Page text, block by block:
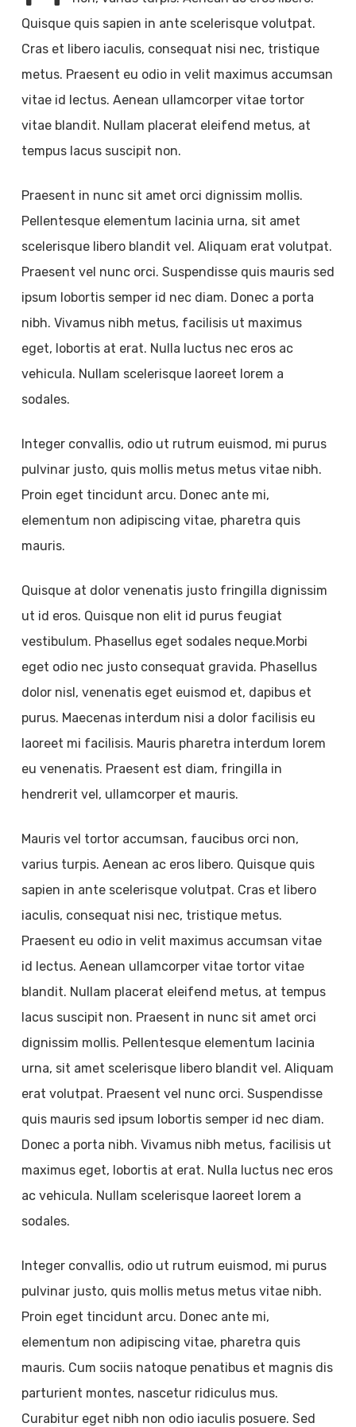
Quisque quis sapien in ante scelerisque volutpat.
Cras et libero iaculis, consequat nisi nec, tristique
metus. Praesent eu odio in velit maximus accumsan
vitae id lectus. Aenean ullamcorper vitae tortor
vitae blandit. Nullam placerat eleifend metus, at
tempus lacus suscipit non.
Praesent in nunc sit amet orci dignissim mollis.
Pellentesque elementum lacinia urna, sit amet
scelerisque libero blandit vel. Aliquam erat volutpat.
Praesent vel nunc orci. Suspendisse quis mauris sed
ipsum lobortis semper id nec diam. Donec a porta
nibh. Vivamus nibh metus, facilisis ut maximus
eget, lobortis at erat. Nulla luctus nec eros ac
vehicula. Nullam scelerisque laoreet lorem a
sodales.
Integer convallis, odio ut rutrum euismod, mi purus
pulvinar justo, quis mollis metus metus vitae nibh.
Proin eget tincidunt arcu. Donec ante mi,
elementum non adipiscing vitae, pharetra quis
mauris.
Quisque at dolor venenatis justo fringilla dignissim
ut id eros. Quisque non elit id purus feugiat
vestibulum. Phasellus eget sodales neque.Morbi
eget odio nec justo consequat gravida. Phasellus
dolor nisl, venenatis eget euismod et, dapibus et
purus. Maecenas interdum nisi a dolor facilisis eu
laoreet mi facilisis. Mauris pharetra interdum lorem
eu venenatis. Praesent est diam, fringilla in
hendrerit vel, ullamcorper et mauris.
Mauris vel tortor accumsan, faucibus orci non,
varius turpis. Aenean ac eros libero. Quisque quis
sapien in ante scelerisque volutpat. Cras et libero
iaculis, consequat nisi nec, tristique metus.
Praesent eu odio in velit maximus accumsan vitae
id lectus. Aenean ullamcorper vitae tortor vitae
blandit. Nullam placerat eleifend metus, at tempus
lacus suscipit non. Praesent in nunc sit amet orci
dignissim mollis. Pellentesque elementum lacinia
urna, sit amet scelerisque libero blandit vel. Aliquam
erat volutpat. Praesent vel nunc orci. Suspendisse
quis mauris sed ipsum lobortis semper id nec diam.
Donec a porta nibh. Vivamus nibh metus, facilisis ut
maximus eget, lobortis at erat. Nulla luctus nec eros
ac vehicula. Nullam scelerisque laoreet lorem a
sodales.
Integer convallis, odio ut rutrum euismod, mi purus
pulvinar justo, quis mollis metus metus vitae nibh.
Proin eget tincidunt arcu. Donec ante mi,
elementum non adipiscing vitae, pharetra quis
mauris. Cum sociis natoque penatibus et magnis dis
parturient montes, nascetur ridiculus mus.
Curabitur eget nibh non odio iaculis posuere. Sed